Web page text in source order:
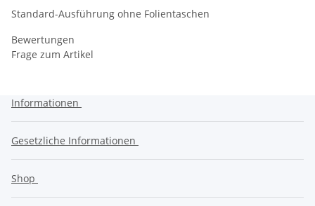
Standard-Ausführung ohne Folientaschen
Bewertungen
Frage zum Artikel
Informationen
Gesetzliche Informationen
Shop